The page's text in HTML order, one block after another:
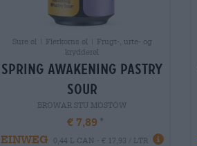
Sure øl | Flerkorns øl | Frugt-, urte- og
krydderøl
spring awakening pastry
sour
BROWAR STU MOSTÓW
€ 7,89
EINWEG
0,44 L CAN - € 17,93 / LTR